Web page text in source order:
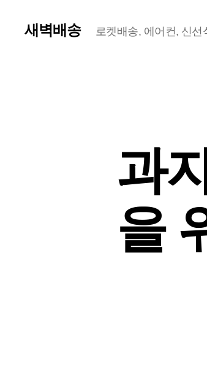
새벽배송 로켓배송, 에어컨, 신선
과
을